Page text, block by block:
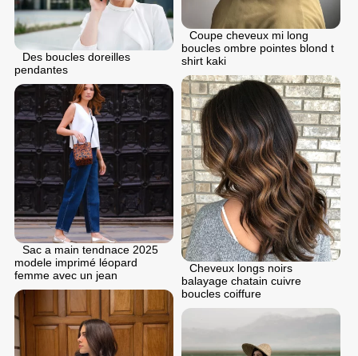
Coupe cheveux mi long
boucles ombre pointes blond t
shirt kaki
Des boucles doreilles
pendantes
Cheveux longs noirs
balayage chatain cuivre
boucles coiffure
Sac a main tendnace 2025
modele imprimé léopard
femme avec un jean